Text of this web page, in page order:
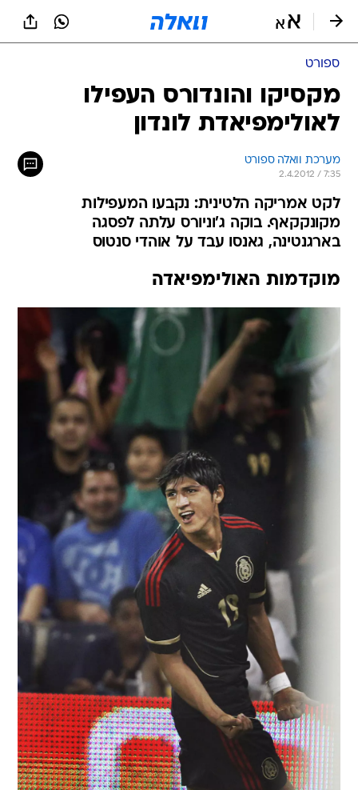
ספורט
מקסיקו והונדורס העפילו
לאולימפיאדת לונדון
מערכת וואלה ספורט
2.4.2012 / 7:35
לקט אמריקה הלטינית: נקבעו המעפילות
מקונקקאף. בוקה ג'וניורס עלתה לפסגה
בארגנטינה, גאנסו עבד על אוהדי סנטוס
מוקדמות האולימפיאדה